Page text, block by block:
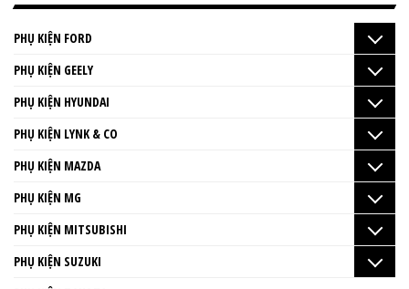
PHỤ KIỆN FORD
PHỤ KIỆN GEELY
PHỤ KIỆN HYUNDAI
PHỤ KIỆN LYNK & CO
PHỤ KIỆN MAZDA
PHỤ KIỆN MG
PHỤ KIỆN MITSUBISHI
PHỤ KIỆN SUZUKI